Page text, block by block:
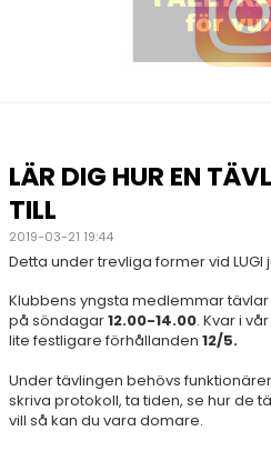
MEDLEMSINFO
OM JUDO
KLUBBEN
GRADERA
LÄR DIG HUR EN
TILL
2019-03-21 19:44
Detta under trevliga former vid LUGI
Klubbens yngsta medlemmar
på söndagar12.00-14.00. Kvar i
lite festligare förhållanden 12/5.
Under tävlingen behövs
skriva protokoll, ta tiden, se hur de
vill så kan du vara domare.